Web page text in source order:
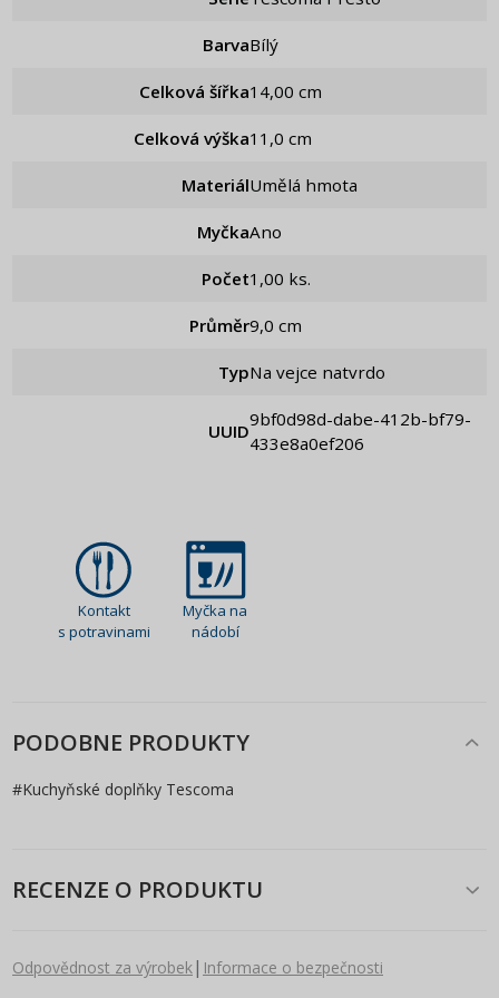
Barva Bílý
Celková šířka 14,00 cm
Celková výška 11,0 cm
Materiál Umělá hmota
Myčka Ano
Počet 1,00 ks.
Průměr 9,0 cm
Typ Na vejce natvrdo
UUID
9bf0d98d-dabe-412b-bf79-
433e8a0ef206
Kontakt
s potravinami
Myčka na
nádobí
PODOBNE PRODUKTY
#Kuchyňské doplňky Tescoma
RECENZE O PRODUKTU
Odpovědnost za výrobek| Informace o bezpečnosti